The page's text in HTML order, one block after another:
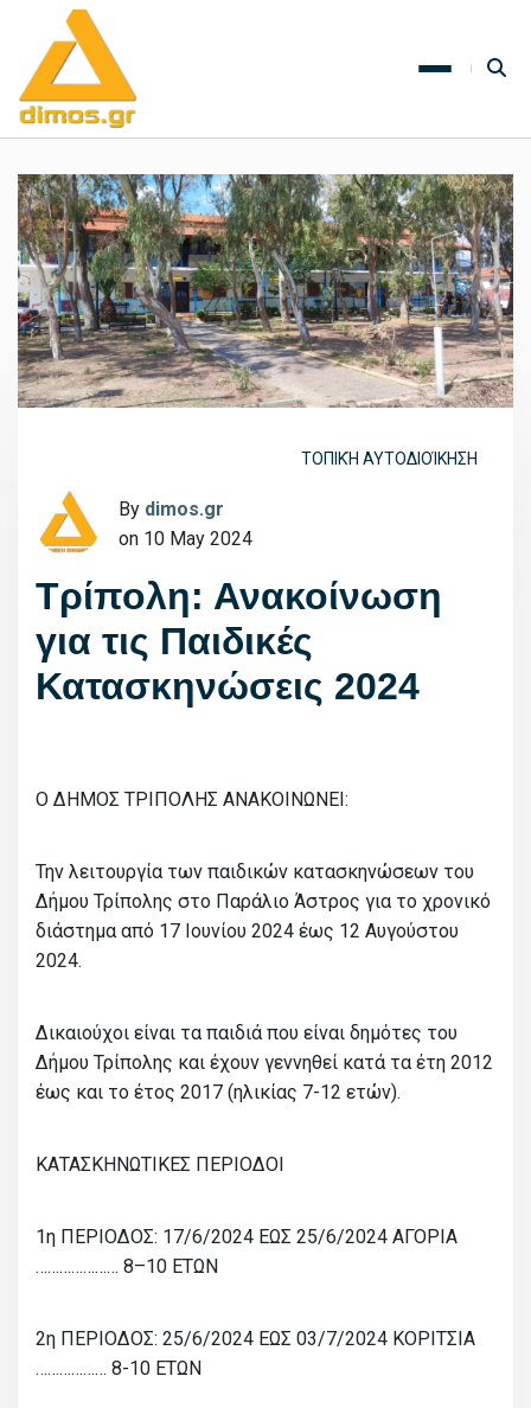
ΤΟΠΙΚΉ ΑΥΤΟΔΙΟΊΚΗΣΗ
By dimos.gr
on 10 May 2024
Τρίπολη: Ανακοίνωση
για τις Παιδικές
Κατασκηνώσεις 2024
Ο ΔΗΜΟΣ ΤΡΙΠΟΛHΣ ΑΝΑΚΟΙΝΩΝΕΙ:
Την λειτουργία των παιδικών κατασκηνώσεων του
Δήμου Τρίπολης στο Παράλιο Άστρος για το χρονικό
διάστημα από 17 Ιουνίου 2024 έως 12 Αυγούστου
2024.
Δικαιούχοι είναι τα παιδιά που είναι δημότες του
Δήμου Τρίπολης και έχουν γεννηθεί κατά τα έτη 2012
έως και το έτος 2017 (ηλικίας 7-12 ετών).
ΚΑΤΑΣΚΗΝΩΤΙΚΕΣ ΠΕΡΙΟΔΟΙ
1η ΠΕΡΙΟΔΟΣ: 17/6/2024 ΕΩΣ 25/6/2024 ΑΓΟΡΙΑ
………………… 8–10 ΕΤΩΝ
2η ΠΕΡΙΟΔΟΣ: 25/6/2024 ΕΩΣ 03/7/2024 ΚΟΡΙΤΣΙΑ
……………… 8-10 ΕΤΩΝ